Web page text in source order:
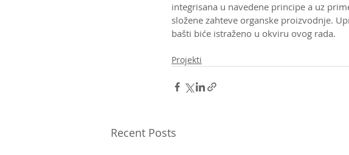
integrisana u navedene principe a uz
složene zahteve organske proizvodnje.
bašti biće istraženo u okviru ovog rada.
Projekti
Recent Posts